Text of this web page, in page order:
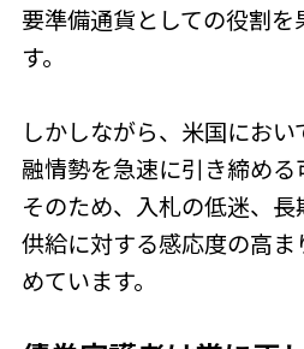
要準備通貨としての役割を
す。
しかしながら、米国にお
融情勢を急速に引き締める
そのため、入札の低迷、
供給に対する感応度の高
めています。